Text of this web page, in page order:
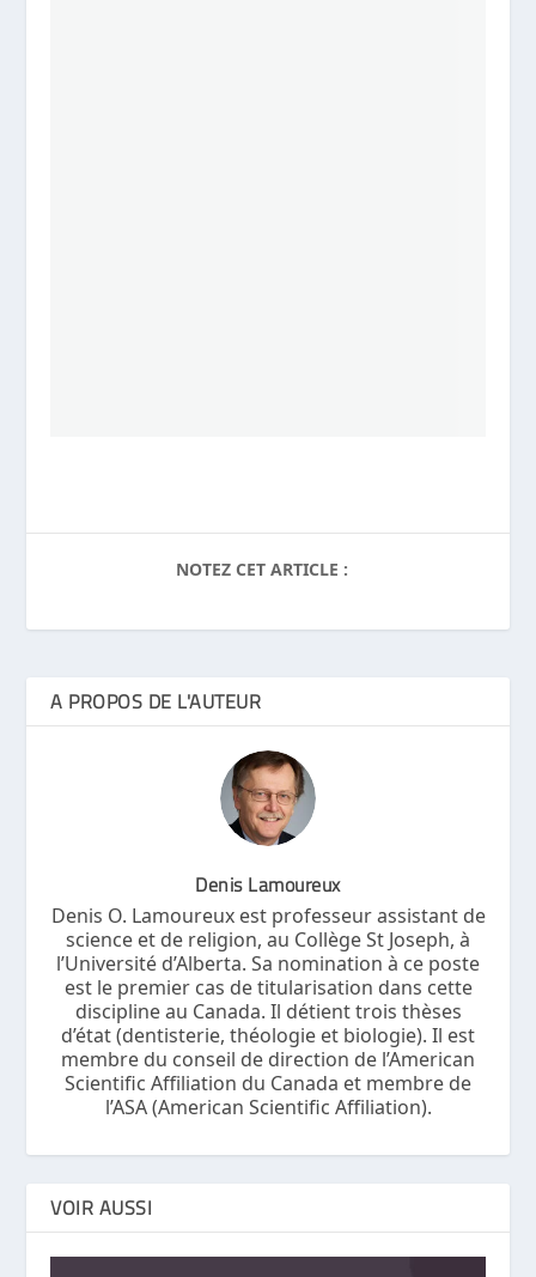
NOTEZ CET ARTICLE :
A PROPOS DE L'AUTEUR
Denis Lamoureux
Denis O. Lamoureux est professeur assistant de
science et de religion, au Collège St Joseph, à
l’Université d’Alberta. Sa nomination à ce poste
est le premier cas de titularisation dans cette
discipline au Canada. Il détient trois thèses
d’état (dentisterie, théologie et biologie). Il est
membre du conseil de direction de l’American
Scientific Affiliation du Canada et membre de
l’ASA (American Scientific Affiliation).
VOIR AUSSI